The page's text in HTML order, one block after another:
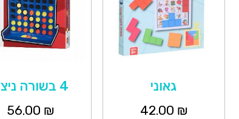
גאוני
42.00 ₪
4 בשורה ניצב
56.00 ₪